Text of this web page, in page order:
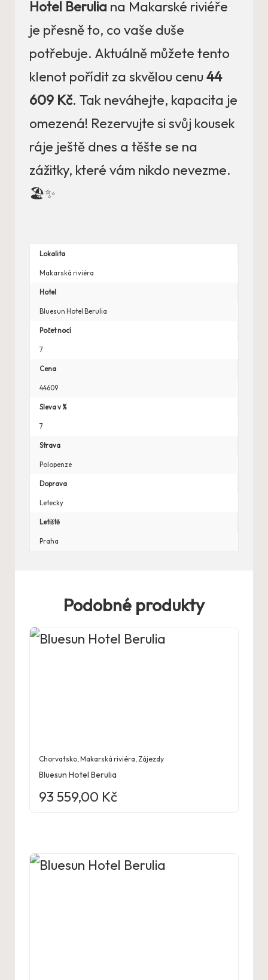
Hotel Berulia na Makarské riviéře
je přesně to, co vaše duše
potřebuje. Aktuálně můžete tento
klenot pořídit za skvělou cenu 44
609 Kč. Tak neváhejte, kapacita je
omezená! Rezervujte si svůj kousek
ráje ještě dnes a těšte se na
zážitky, které vám nikdo nevezme.
🏖️✨
Lokalita
Makarská riviéra
Hotel
Bluesun Hotel Berulia
Počet nocí
7
Cena
44609
Sleva v %
7
Strava
Polopenze
Doprava
Letecky
Letiště
Praha
Podobné produkty
Chorvatsko ,Makarská riviéra Zájezdy
Bluesun Hotel Berulia
93 559,00 Kč